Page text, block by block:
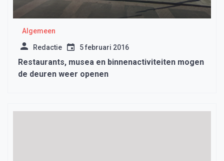
Algemeen
Redactie 5 februari 2016
Restaurants, musea en binnenactiviteiten mogen
de deuren weer openen